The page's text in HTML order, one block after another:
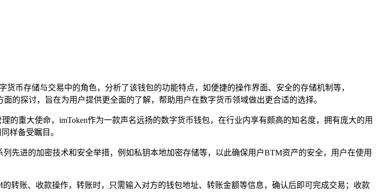
币存储与交易中的角色，分析了该钱包的功能特点，如便捷的操作界面、安全的存储机制等，
的探讨，旨在为用户提供更全面的了解，帮助用户在数字货币领域做出更合适的选择。
重大使命，imToken作为一款声名远扬的数字货币钱包，在行业内享有颇高的知名度，拥有庞大的用
样备受瞩目。
先进的加密技术和安全举措，例如私钥本地加密存储等，以此确保用户BTM资产的安全，用户在使用
转账、收款操作，转账时，只需输入对方的钱包地址、转账金额等信息，确认后即可完成交易；收款